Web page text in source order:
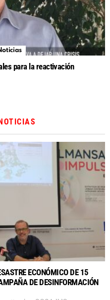
para la reactivación
ECONÓMICO DE 15
DE DESINFORMACIÓN